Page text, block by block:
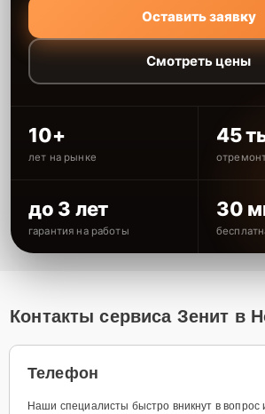
Оставить заявку
Смотреть цены
10+
лет на рынке
45
до 3 лет
гарантия на работы
30
Контакты сервиса Зенит в
Телефон
Наши специалисты быстро вникнут в вопрос